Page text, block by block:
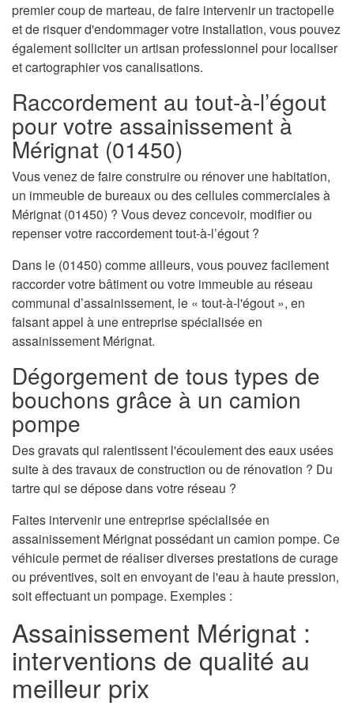
premier coup de marteau, de faire intervenir un tractopelle
et de risquer d'endommager votre installation, vous pouvez
également solliciter un artisan professionnel pour localiser
et cartographier vos canalisations.
Raccordement au tout-à-l’égout
pour votre assainissement à
Mérignat (01450)
Vous venez de faire construire ou rénover une habitation,
un immeuble de bureaux ou des cellules commerciales à
Mérignat (01450) ? Vous devez concevoir, modifier ou
repenser votre raccordement tout-à-l’égout ?
Dans le (01450) comme ailleurs, vous pouvez facilement
raccorder votre bâtiment ou votre immeuble au réseau
communal d’assainissement, le « tout-à-l'égout », en
faisant appel à une entreprise spécialisée en
assainissement Mérignat.
Dégorgement de tous types de
bouchons grâce à un camion
pompe
Des gravats qui ralentissent l'écoulement des eaux usées
suite à des travaux de construction ou de rénovation ? Du
tartre qui se dépose dans votre réseau ?
Faites intervenir une entreprise spécialisée en
assainissement Mérignat possédant un camion pompe. Ce
véhicule permet de réaliser diverses prestations de curage
ou préventives, soit en envoyant de l'eau à haute pression,
soit effectuant un pompage. Exemples :
Assainissement Mérignat :
interventions de qualité au
meilleur prix